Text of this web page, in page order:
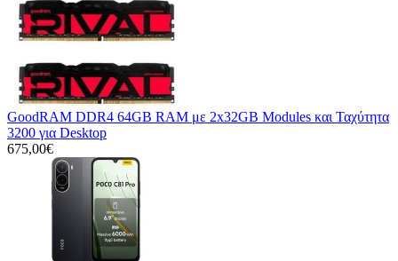
GoodRAM DDR4 64GB RAM με 2x32GB Modules και Ταχύτητα
3200 για Desktop
675,00€